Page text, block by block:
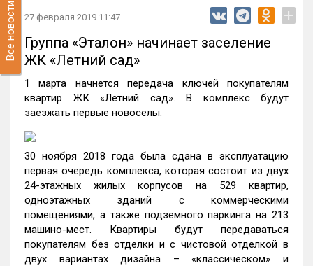
Все новости 27 февраля 2019 11:47 +
Группа «Эталон» начинает заселение
ЖК «Летний сад»
1 марта начнется передача ключей покупателям
квартир ЖК «Летний сад». В комплекс будут
заезжать первые новоселы.
30 ноября 2018 года была сдана в эксплуатацию
первая очередь комплекса, которая состоит из двух
24-этажных жилых корпусов на 529 квартир,
одноэтажных зданий с коммерческими
помещениями, а также подземного паркинга на 213
машино-мест. Квартиры будут передаваться
покупателям без отделки и с чистовой отделкой в
двух вариантах дизайна – «классическом» и